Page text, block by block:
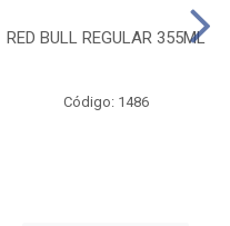
RED BULL REGULAR 355ML
Código: 1486